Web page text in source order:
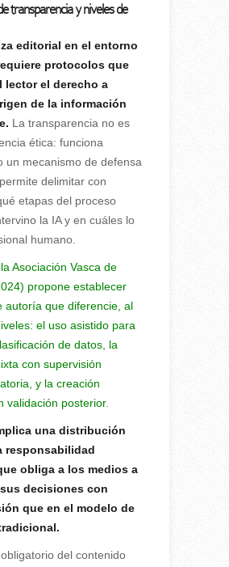
transparencia y niveles de
editorial en el entorno
protocolos que
lector el derecho a
de la información
La transparencia no es
ética: funciona
un mecanismo de defensa
delimitar con
etapas del proceso
la IA y en cuáles lo
humano.
la Asociación Vasca de
propone establecer
autoría que diferencie, al
el uso asistido para
de datos, la
con supervisión
y la creación
validación posterior.
una distribución
responsabilidad
obliga a los medios a
decisiones con
que en el modelo de
del contenido